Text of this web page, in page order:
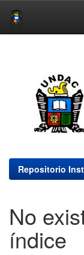
Repositorio
No
índice